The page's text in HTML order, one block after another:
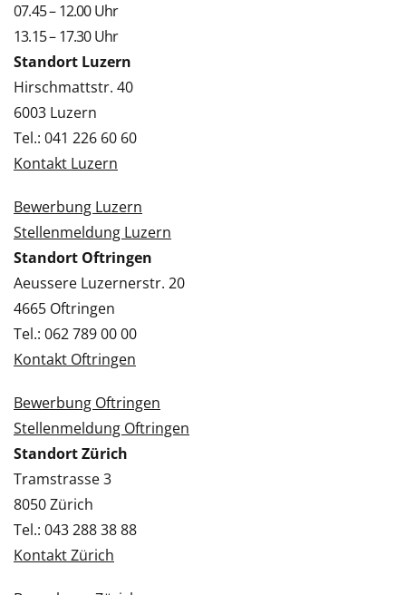
07.45 – 12.00 Uhr
13.15 – 17.30 Uhr
Standort Luzern
Hirschmattstr. 40
6003 Luzern
Tel.: 041 226 60 60
Kontakt Luzern
Bewerbung Luzern
Stellenmeldung Luzern
Standort Oftringen
Aeussere Luzernerstr. 20
4665 Oftringen
Tel.: 062 789 00 00
Kontakt Oftringen
Bewerbung Oftringen
Stellenmeldung Oftringen
Standort Zürich
Tramstrasse 3
8050 Zürich
Tel.: 043 288 38 88
Kontakt Zürich